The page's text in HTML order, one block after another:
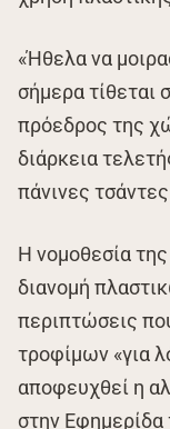
«Ήθελα να
σήμερα τίθεται
πρόεδρος της
διάρκεια
πάνινες
Η νομοθεσία
διανομή
περιπτώσεις
τροφίμων «για
αποφευχθεί η
στην